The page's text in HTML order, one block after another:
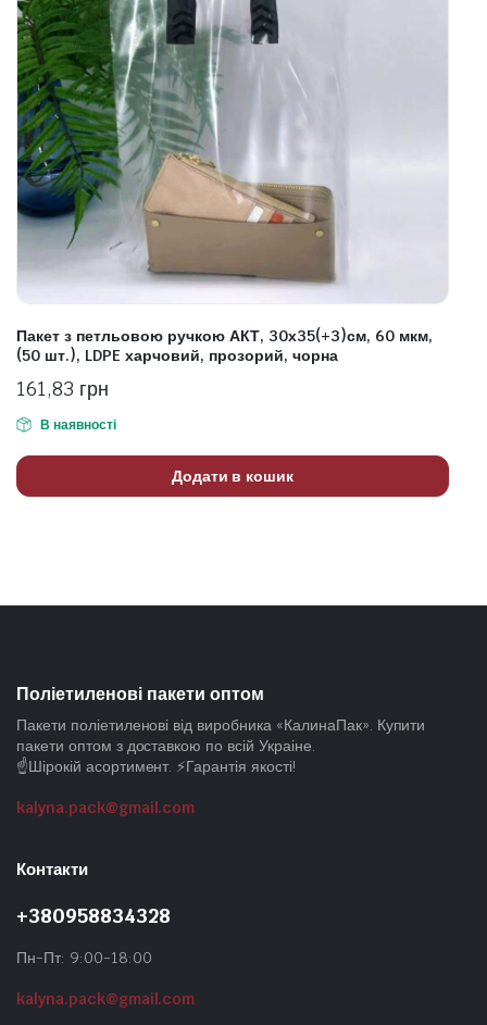
Пакет з петльовою ручкою АКТ, 30х35(+3)см, 60 мкм,
(50 шт.), LDPE харчовий, прозорий, чорна
161,83 грн
В наявності
Додати в кошик
Поліетиленові пакети оптом
Пакети поліетиленові від виробника «КалинаПак». Купити
пакети оптом з доставкою по всій Украіне.
☝️Шірокій асортимент. ⚡Гарантія якості!
kalyna.pack@gmail.com
Контакти
+380958834328
Пн-Пт: 9:00-18:00
kalyna.pack@gmail.com